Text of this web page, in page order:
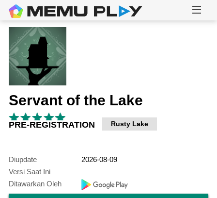
Servant of the Lake
PRE-REGISTRATION Rusty Lake
Diupdate
2026-08-09
Versi Saat Ini
Ditawarkan Oleh